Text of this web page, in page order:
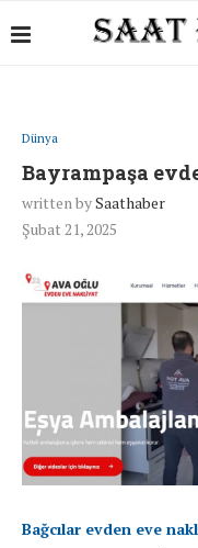
Dünya
Bayrampaşa
written bySaathaber
Şubat 21, 2025
Bağcılar evden eve